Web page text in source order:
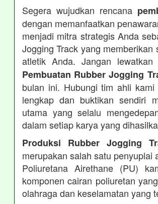
Segera wujudkan rencana
dengan memanfaatkan
menjadi mitra strategis Anda
Jogging Track yang
atletik Anda. Jangan lewatkan
Pembuatan Rubber Jogging
bulan ini. Hubungi tim ahli
lengkap dan buktikan sendiri
utama yang selalu
dalam setiap karya yang
Produksi Rubber Jogging
merupakan salah satu
Poliuretana Airethane (PU)
komponen cairan poliuretan
olahraga dan keselamatan yang